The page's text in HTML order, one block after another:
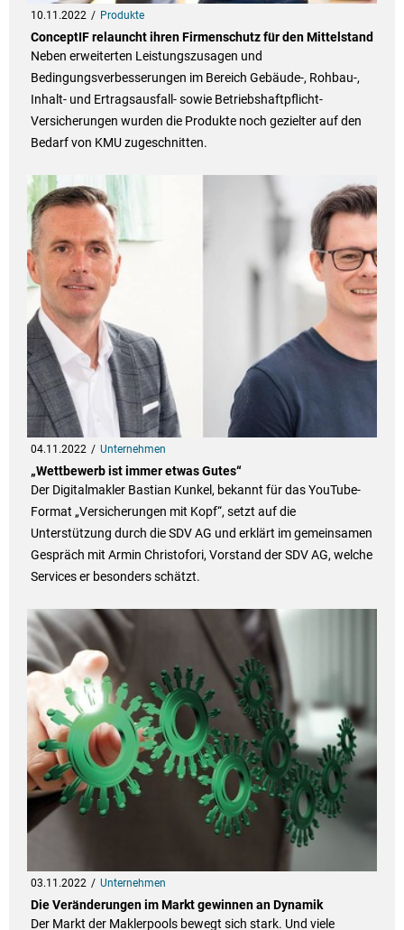
10.11.2022 Produkte
ConceptIF relauncht ihren Firmenschutz für den Mittelstand
Neben erweiterten Leistungszusagen und
Bedingungsverbesserungen im Bereich Gebäude-, Rohbau-,
Inhalt- und Ertragsausfall- sowie Betriebshaftpflicht-
Versicherungen wurden die Produkte noch gezielter auf den
Bedarf von KMU zugeschnitten.
04.11.2022 Unternehmen
„Wettbewerb ist immer etwas Gutes“
Der Digitalmakler Bastian Kunkel, bekannt für das YouTube-
Format „Versicherungen mit Kopf“, setzt auf die
Unterstützung durch die SDV AG und erklärt im gemeinsamen
Gespräch mit Armin Christofori, Vorstand der SDV AG, welche
Services er besonders schätzt.
03.11.2022 Unternehmen
Die Veränderungen im Markt gewinnen an Dynamik
Der Markt der Maklerpools bewegt sich stark. Und viele